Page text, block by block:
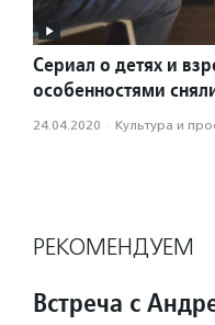
Сериал о детях и
особенностями
24.04.2020 · Культура и
РЕКОМЕНДУЕМ
Встреча с